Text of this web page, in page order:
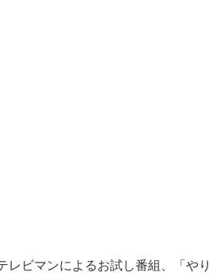
レビマンによるお試し番組、「やり